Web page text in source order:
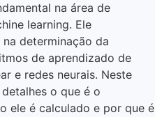
na área de
learning. Ele
determinação da
de aprendizado de
e redes neurais. Neste
o que é o
ele é calculado e por que é